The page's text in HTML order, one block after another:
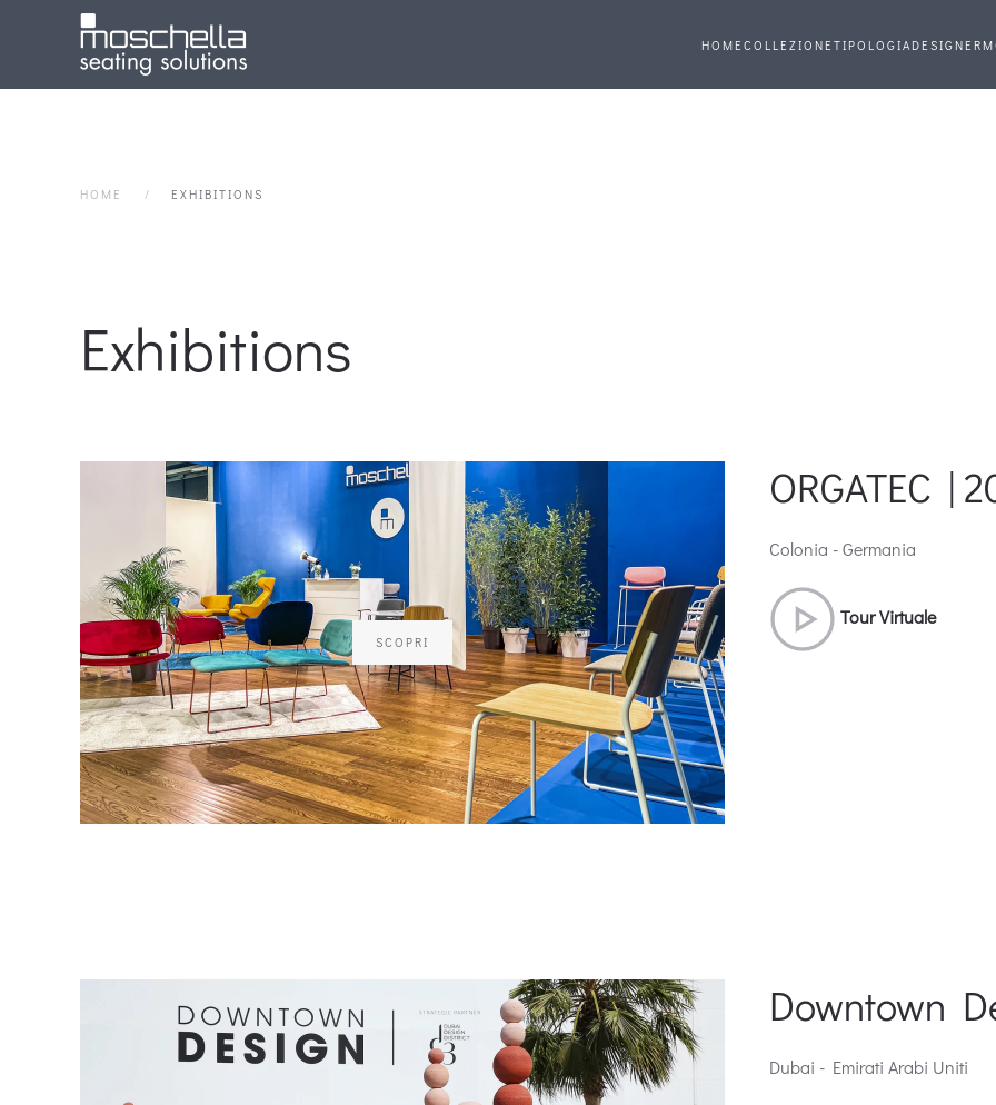
HOME COLLEZIONE TIPOLOGIA DESIGNER
HOME EXHIBITIONS
Exhibitions
SCOPRI
ORGATEC |
Colonia - Germania
Tour Virtuale
Downtown
Dubai - Emirati Arabi Uniti